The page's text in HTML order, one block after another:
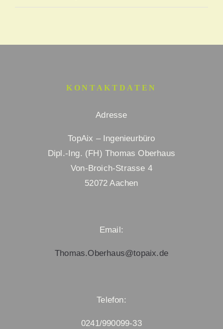
KONTAKTDATEN
Adresse
TopAix – Ingenieurbüro
Dipl.-Ing. (FH) Thomas Oberhaus
Von-Broich-Strasse 4
52072 Aachen
Email:
Thomas.Oberhaus@topaix.de
Telefon:
0241/990099-33